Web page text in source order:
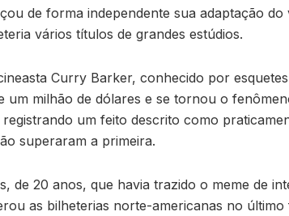
de forma independente sua adaptação do
vários títulos de grandes estúdios.
Curry Barker, conhecido por
milhão de dólares e se tornou o
um feito descrito como
superaram a primeira.
de 20 anos, que havia trazido o meme de
as bilheterias norte-americanas no último